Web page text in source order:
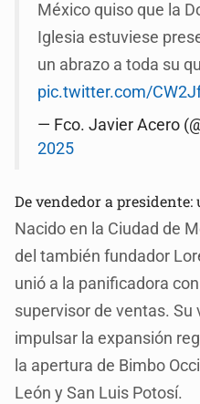
México quiso que la
Iglesia estuviese
un abrazo a toda su
pic.twitter.com/
— Fco. Javier Acero
2025
De vendedor a
Nacido en la Ciudad de
del también fundador
unió a la panificadora
supervisor de ventas.
impulsar la expansión
la apertura de Bimbo
León y San Luis Potosí.